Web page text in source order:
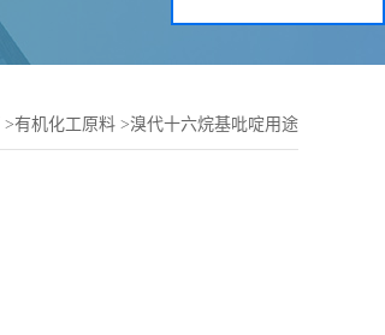
>有机化工原料 >溴代十六烷基吡啶用途